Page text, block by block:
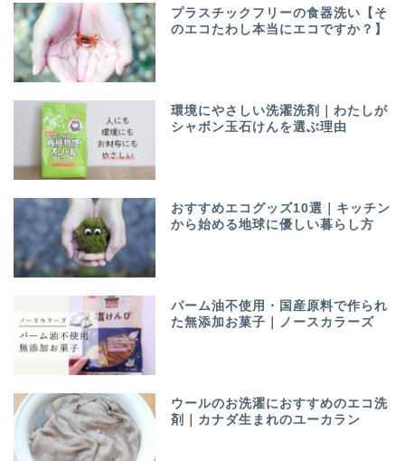
プラスチックフリーの食器洗い【そ
のエコたわし本当にエコですか？】
環境にやさしい洗濯洗剤｜わたしが
シャボン玉石けんを選ぶ理由
おすすめエコグッズ10選｜キッチン
から始める地球に優しい暮らし方
パーム油不使用・国産原料で作られ
た無添加お菓子｜ノースカラーズ
ウールのお洗濯におすすめのエコ洗
剤｜カナダ生まれのユーカラン